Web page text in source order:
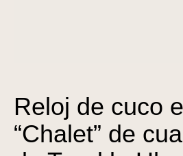
Reloj de cuco
“Chalet” de